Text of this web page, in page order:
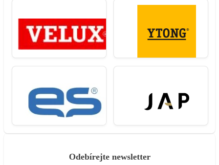
Odebírejte newsletter